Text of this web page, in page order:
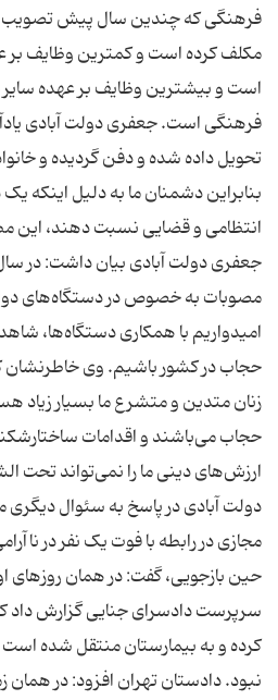
مکلف کرده است و کمترین وظایف بر
است و بیشترین وظایف بر عهده سایر
فرهنگی است. جعفری دولت آبادی
تحویل داده شده و دفن گردیده و
بنابراین دشمنان ما به دلیل اینکه
انتظامی و قضایی نسبت دهند، این
جعفری دولت آبادی بیان داشت: در
مصوبات به خصوص در دستگاه‌های
امیدواریم با همکاری دستگاه‌ها،
حجاب در کشور باشیم. وی خاطرنشان
زنان متدین و متشرع ما بسیار زیاد
حجاب می‌باشند و اقدامات
ارزش‌های دینی ما را نمی‌تواند تحت
دولت آبادی در پاسخ به سئوال دیگری
مجازی در رابطه با فوت یک نفر در
حین بازجویی، گفت: در همان روز‌های
سرپرست دادسرای جنایی گزارش داد
کرده و به بیمارستان منتقل شده
نبود. دادستان تهران افزود: در همان